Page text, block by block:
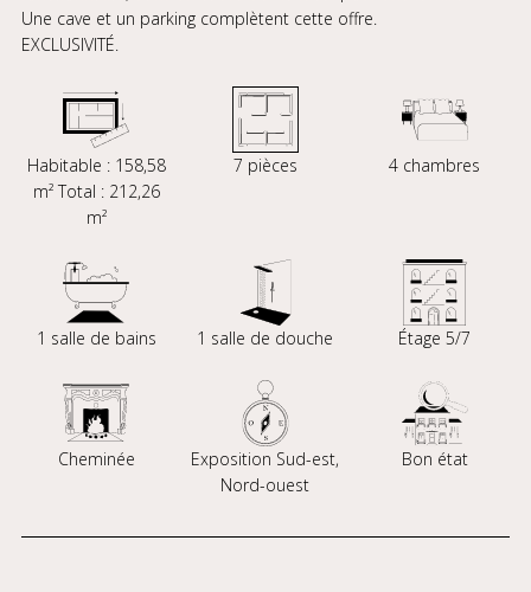
Une cave et un parking complètent cette offre.
EXCLUSIVITÉ.
Habitable : 158,58
m² Total : 212,26
m²
7 pièces 4 chambres
1 salle de bains 1 salle de douche Étage 5/7
Cheminée
Exposition Sud-est,
Nord-ouest
Bon état